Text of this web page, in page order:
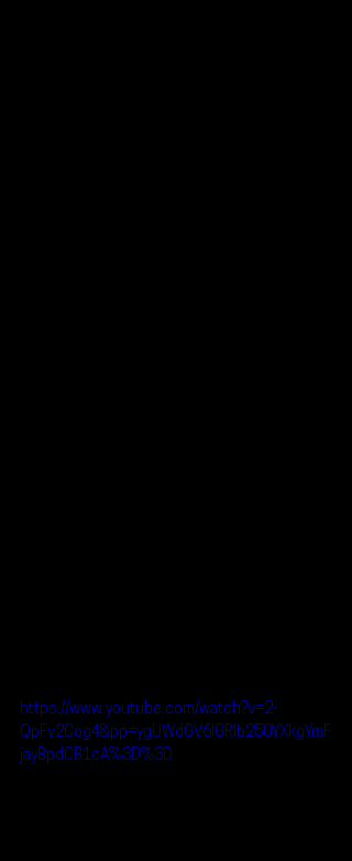
https://www.youtube.com/watch?v=2-
QpFv2Cog4&pp=ygUWdGV6IGRlb250YXkgYmF
jayBpdCB1cA%3D%3D